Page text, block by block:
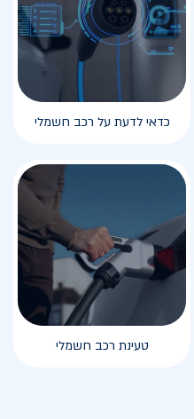
כדאי לדעת על רכב חשמלי
טעינת רכב חשמלי